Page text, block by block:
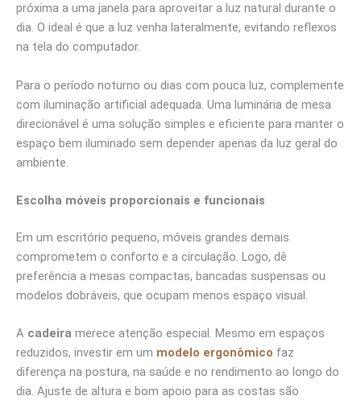
próxima a uma janela para aproveitar a luz natural durante o
dia. O ideal é que a luz venha lateralmente, evitando reflexos
na tela do computador.
Para o período noturno ou dias com pouca luz, complemente
com iluminação artificial adequada. Uma luminária de mesa
direcionável é uma solução simples e eficiente para manter o
espaço bem iluminado sem depender apenas da luz geral do
ambiente.
Escolha móveis proporcionais e funcionais
Em um escritório pequeno, móveis grandes demais
comprometem o conforto e a circulação. Logo, dê
preferência a mesas compactas, bancadas suspensas ou
modelos dobráveis, que ocupam menos espaço visual.
A cadeira merece atenção especial. Mesmo em espaços
reduzidos, investir em um modelo ergonômico faz
diferença na postura, na saúde e no rendimento ao longo do
dia. Ajuste de altura e bom apoio para as costas são